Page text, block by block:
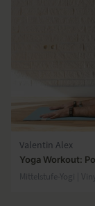
Valentin Alex
Yoga Workout:
Mittelstufe-Yogi |